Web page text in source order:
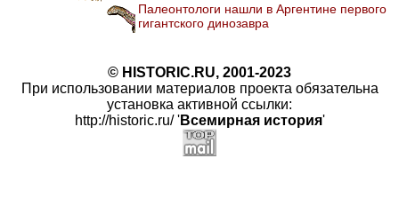
Палеонтологи нашли в Аргентине первого
гигантского динозавра
© HISTORIC.RU, 2001-2023
При использовании материалов проекта обязательна
установка активной ссылки:
http://historic.ru/ 'Всемирная история'